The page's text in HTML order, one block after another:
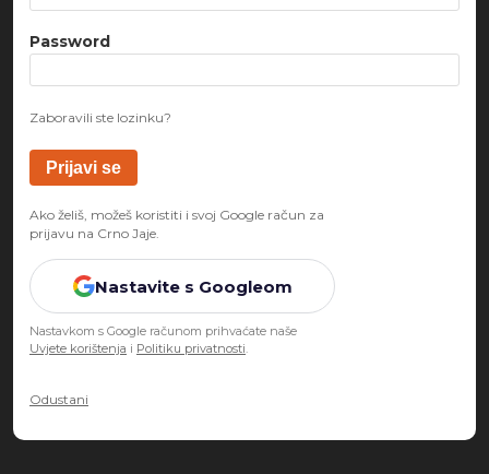
Password
Zaboravili ste lozinku?
Ako želiš, možeš koristiti i svoj Google račun za
prijavu na Crno Jaje.
Nastavite s Googleom
Nastavkom s Google računom prihvaćate naše
Uvjete korištenja i Politiku privatnosti.
Odustani